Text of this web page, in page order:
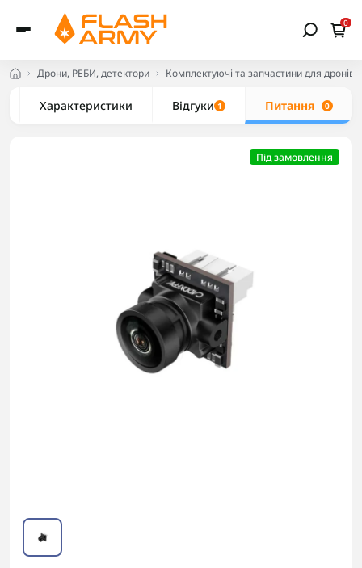
0
Дрони, РЕБИ, детектори Комплектуючі та запчастини для дронів
Характеристики Відгуки 1 Питання 0
Під замовлення